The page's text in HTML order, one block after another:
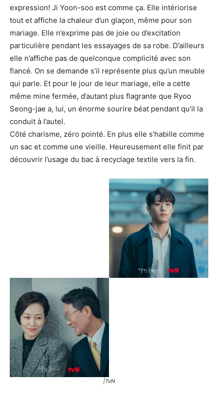
expression! Ji Yoon-soo est comme ça. Elle intériorise
tout et affiche la chaleur d’un glaçon, même pour son
mariage. Elle n’exprime pas de joie ou d’excitation
particulière pendant les essayages de sa robe. D’ailleurs
elle n’affiche pas de quelconque complicité avec son
fiancé. On se demande s’il représente plus qu’un meuble
qui parle. Et pour le jour de leur mariage, elle a cette
même mine fermée, d’autant plus flagrante que Ryoo
Seong-jae a, lui, un énorme sourire béat pendant qu’il la
conduit à l’autel.
Côté charisme, zéro pointé. En plus elle s’habille comme
un sac et comme une vieille. Heureusement elle finit par
découvrir l’usage du bac à recyclage textile vers la fin.
|TvN